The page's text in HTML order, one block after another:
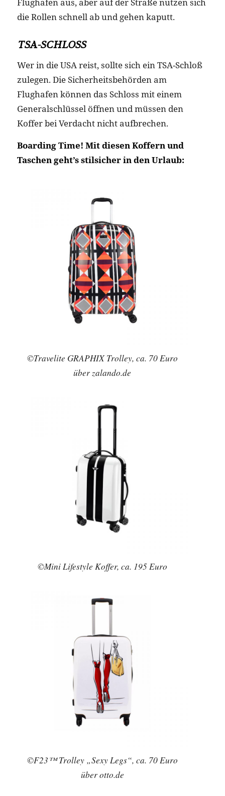
Flughafen aus, aber auf der Straße nutzen sich
die Rollen schnell ab und gehen kaputt.
TSA-SCHLOSS
Wer in die USA reist, sollte sich ein TSA-Schloß
zulegen. Die Sicherheitsbehörden am
Flughafen können das Schloss mit einem
Generalschlüssel öffnen und müssen den
Koffer bei Verdacht nicht aufbrechen.
Boarding Time! Mit diesen Koffern und
Taschen geht’s stilsicher in den Urlaub:
©Travelite GRAPHIX Trolley, ca. 70 Euro
über zalando.de
©Mini Lifestyle Koffer, ca. 195 Euro
©F23™ Trolley „Sexy Legs“, ca. 70 Euro
über otto.de